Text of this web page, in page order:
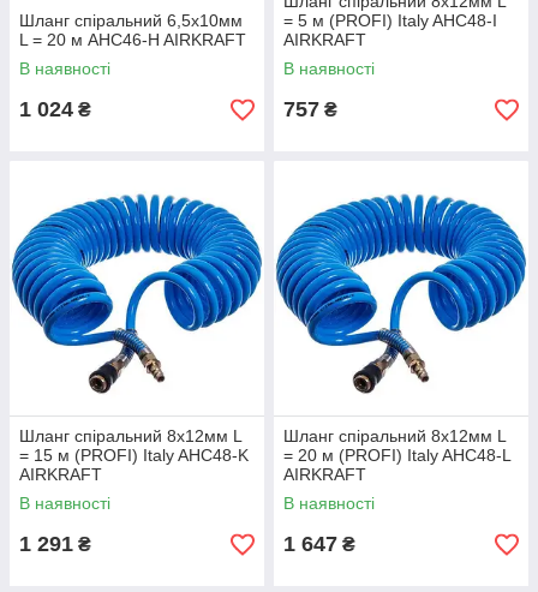
Шланг спіральний 6,5х10мм
L = 20 м AHC46-H AIRKRAFT
В наявності
1 024 ₴
= 5 м (PROFI) Italy AHC48-I
AIRKRAFT
В наявності
757 ₴
Шланг спіральний 8х12мм L
= 15 м (PROFI) Italy AHC48-K
AIRKRAFT
В наявності
1 291 ₴
Шланг спіральний 8х12мм L
= 20 м (PROFI) Italy AHC48-L
AIRKRAFT
В наявності
1 647 ₴